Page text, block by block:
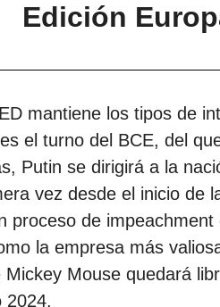
Edición
mantiene los tipos de
el turno del BCE, del
Putin se dirigirá a la
vez desde el inicio de
proceso de impeachment
la empresa más
Mouse quedará
2024.